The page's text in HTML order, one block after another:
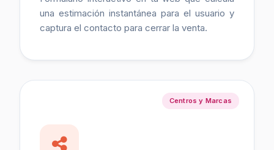
una estimación instantánea para el usuario y
captura el contacto para cerrar la venta.
Centros y Marcas